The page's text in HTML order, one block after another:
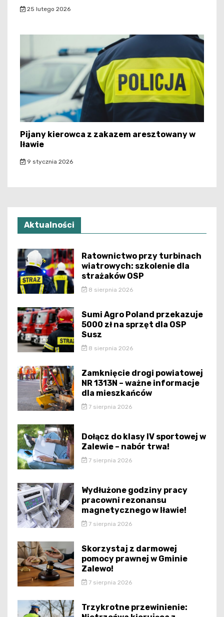
25 lutego 2026
Pijany kierowca z zakazem aresztowany w
Iławie
9 stycznia 2026
Aktualności
Ratownictwo przy turbinach
wiatrowych: szkolenie dla
strażaków OSP
8 sierpnia 2026
Sumi Agro Poland przekazuje
5000 zł na sprzęt dla OSP
Susz
8 sierpnia 2026
Zamknięcie drogi powiatowej
NR 1313N – ważne informacje
dla mieszkańców
7 sierpnia 2026
Dołącz do klasy IV sportowej w
Zalewie – nabór trwa!
7 sierpnia 2026
Wydłużone godziny pracy
pracowni rezonansu
magnetycznego w Iławie!
7 sierpnia 2026
Skorzystaj z darmowej
pomocy prawnej w Gminie
Zalewo!
7 sierpnia 2026
Trzykrotne przewinienie: